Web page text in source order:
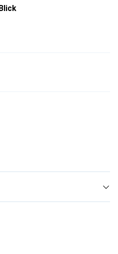
natürlichem Holzdesign
gestalteten Arbeitsplatz